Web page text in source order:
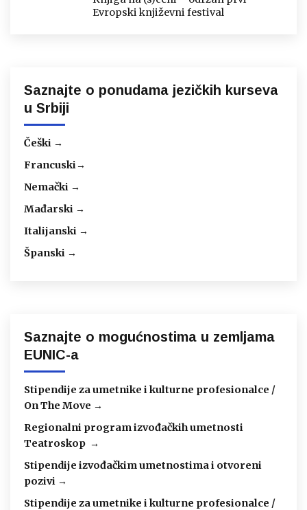
Evropski književni festival
Saznajte o ponudama jezičkih kurseva
u Srbiji
Češki →
Francuski→
Nemački →
Mađarski →
Italijanski →
Španski →
Saznajte o mogućnostima u zemljama
EUNIC-a
Stipendije za umetnike i kulturne profesionalce /
On The Move →
Regionalni program izvođačkih umetnosti
Teatroskop →
Stipendije izvođačkim umetnostima i otvoreni
pozivi →
Stipendije za umetnike i kulturne profesionalce /